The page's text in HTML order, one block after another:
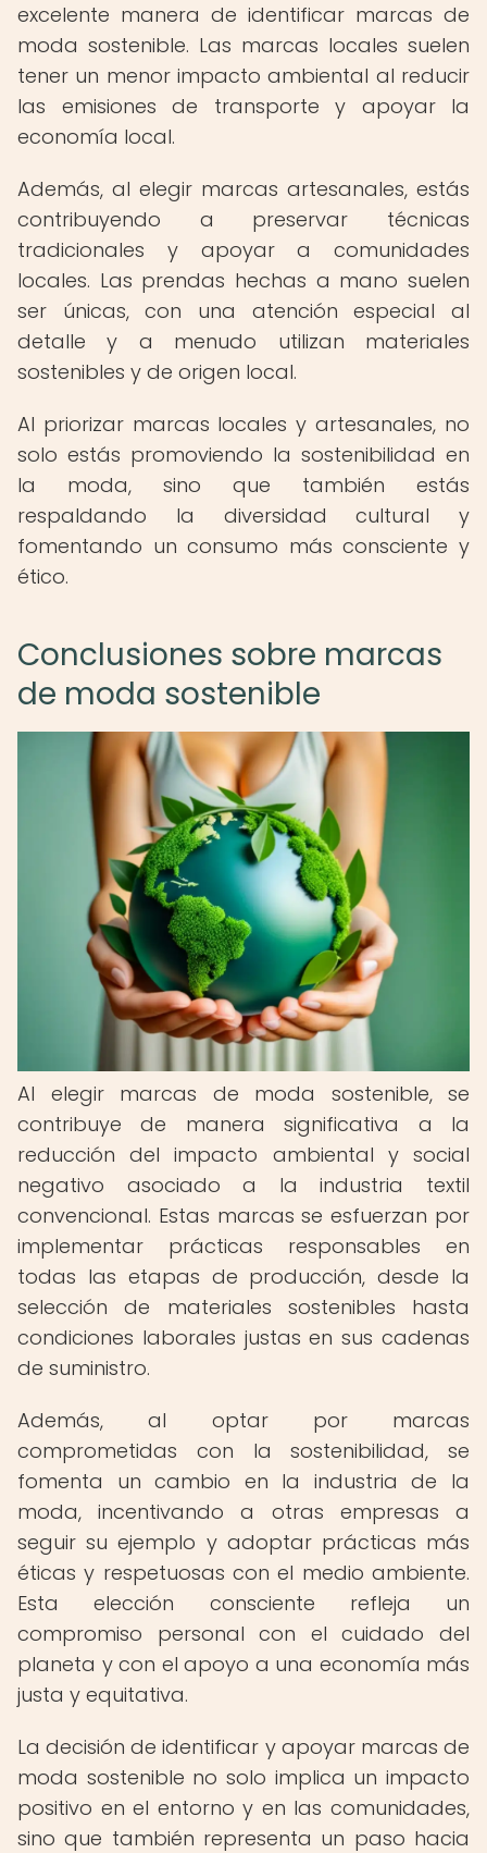
excelente manera de identificar marcas de
moda sostenible. Las marcas locales suelen
tener un menor impacto ambiental al reducir
las emisiones de transporte y apoyar la
economía local.
Además, al elegir marcas artesanales, estás
contribuyendo a preservar técnicas
tradicionales y apoyar a comunidades
locales. Las prendas hechas a mano suelen
ser únicas, con una atención especial al
detalle y a menudo utilizan materiales
sostenibles y de origen local.
Al priorizar marcas locales y artesanales, no
solo estás promoviendo la sostenibilidad en
la moda, sino que también estás
respaldando la diversidad cultural y
fomentando un consumo más consciente y
ético.
Conclusiones sobre marcas
de moda sostenible
Al elegir marcas de moda sostenible, se
contribuye de manera significativa a la
reducción del impacto ambiental y social
negativo asociado a la industria textil
convencional. Estas marcas se esfuerzan por
implementar prácticas responsables en
todas las etapas de producción, desde la
selección de materiales sostenibles hasta
condiciones laborales justas en sus cadenas
de suministro.
Además, al optar por marcas
comprometidas con la sostenibilidad, se
fomenta un cambio en la industria de la
moda, incentivando a otras empresas a
seguir su ejemplo y adoptar prácticas más
éticas y respetuosas con el medio ambiente.
Esta elección consciente refleja un
compromiso personal con el cuidado del
planeta y con el apoyo a una economía más
justa y equitativa.
La decisión de identificar y apoyar marcas de
moda sostenible no solo implica un impacto
positivo en el entorno y en las comunidades,
sino que también representa un paso hacia